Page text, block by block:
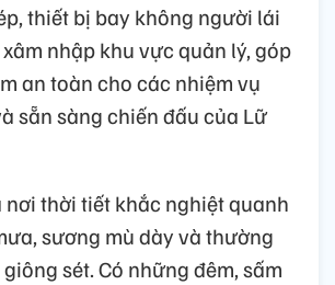
thiết bị bay không người lái
nhập khu vực quản lý, góp
an toàn cho các nhiệm vụ
sẵn sàng chiến đấu của Lữ
nơi thời tiết khắc nghiệt quanh
sương mù dày và thường
sét. Có những đêm, sấm